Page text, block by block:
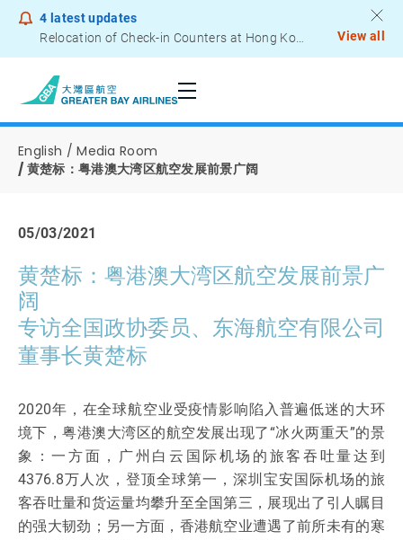
4 latest updates
Relocation of Check-in Counters at Hong Kong International Airport – Terminal 2
View all
English
Media Room
黄楚标：粤港澳大湾区航空发展前景广阔
05/03/2021
黄楚标：粤港澳大湾区航空发展前景广
阔
专访全国政协委员、东海航空有限公司
董事长黄楚标
2020年，在全球航空业受疫情影响陷入普遍低迷的大环
境下，粤港澳大湾区的航空发展出现了“冰火两重天”的景
象：一方面，广州白云国际机场的旅客吞吐量达到
4376.8万人次，登顶全球第一，深圳宝安国际机场的旅
客吞吐量和货运量均攀升至全国第三，展现出了引人瞩目
的强大韧劲；另一方面，香港航空业遭遇了前所未有的寒